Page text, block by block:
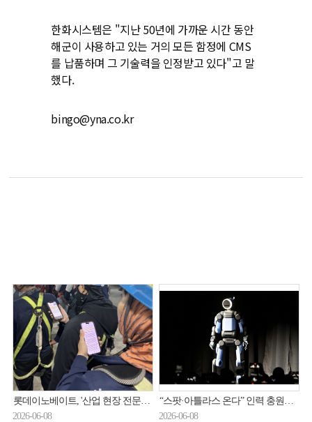
한화시스템은 "지난 50년에 가까운 시간 동안
해군이 사용하고 있는 거의 모든 함정에 CMS
를 납품하며 그 기술력을 인정받고 있다"고 말
했다.
bingo@yna.co.kr
롯데이노베이트, '산업 현장 전문용어' 실시간 번역 AI 에이전트 제공
2026-06-08
“스팟·아틀라스 온다” 인력 충원하는 현대오토에버
2026-06-08